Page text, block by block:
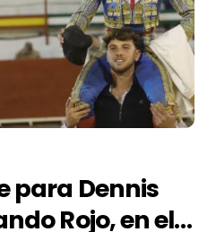
para Dennis
Rojo, en el